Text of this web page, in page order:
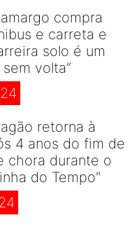
compra
e carreta e
solo é um
volta”
retorna à
4 anos do fim de
chora durante o
do Tempo"